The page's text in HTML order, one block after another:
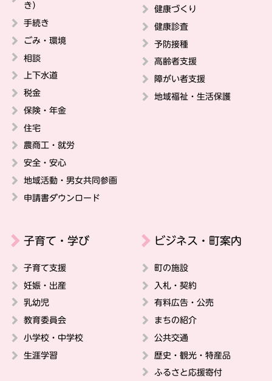
き）
手続き
ごみ・環境
相談
上下水道
税金
保険・年金
住宅
農商工・就労
安全・安心
地域活動・男女共同参画
申請書ダウンロード
健康づくり
健康診査
予防接種
高齢者支援
障がい者支援
地域福祉・生活保護
子育て・学び
子育て支援
妊娠・出産
乳幼児
教育委員会
小学校・中学校
生涯学習
ビジネス・町案内
町の施設
入札・契約
有料広告・公売
まちの紹介
公共交通
歴史・観光・特産品
ふるさと応援寄付